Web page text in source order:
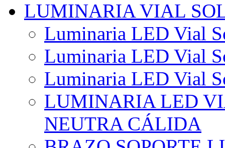
LUMINARIA VIAL
Luminaria LED Vial
Luminaria LED Vial
Luminaria LED Vial
LUMINARIA LED
NEUTRA CÁLIDA